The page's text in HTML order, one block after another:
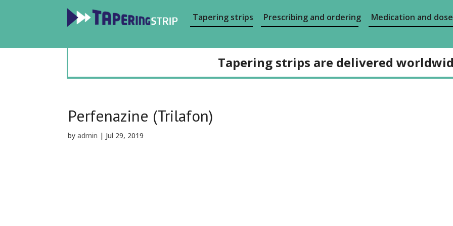
Tapering strips Prescribing and ordering Medication and
Tapering strips are delivered
Perfenazine (Trilafon)
byadmin | Jul 29, 2019